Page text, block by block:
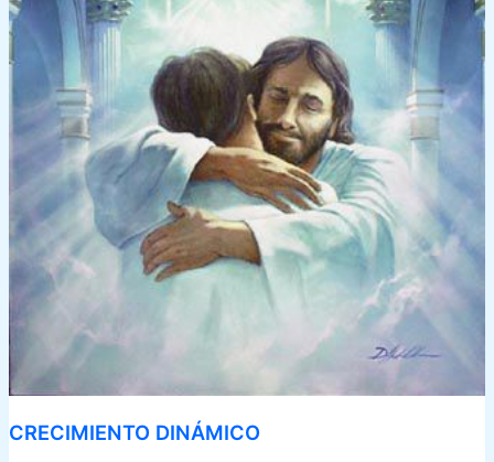
CRECIMIENTO DINÁMICO